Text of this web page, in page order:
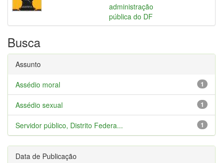
administração
pública do DF
Busca
Assunto
1
Assédio moral
1
Assédio sexual
1
Servidor público, Distrito Federa...
Data de Publicação